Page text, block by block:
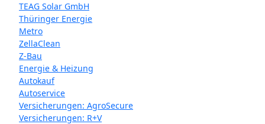
TEAG Solar GmbH
Thüringer Energie
Metro
ZellaClean
Z-Bau
Energie & Heizung
Autokauf
Autoservice
Versicherungen: AgroSecure
Versicherungen: R+V